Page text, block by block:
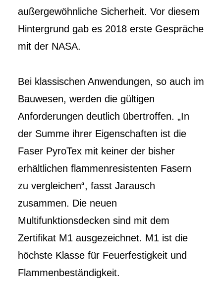
außergewöhnliche Sicherheit. Vor diesem
Hintergrund gab es 2018 erste Gespräche
mit der NASA.
Bei klassischen Anwendungen, so auch im
Bauwesen, werden die gültigen
Anforderungen deutlich übertroffen. „In
der Summe ihrer Eigenschaften ist die
Faser PyroTex mit keiner der bisher
erhältlichen flammenresistenten Fasern
zu vergleichen“, fasst Jarausch
zusammen. Die neuen
Multifunktionsdecken sind mit dem
Zertifikat M1 ausgezeichnet. M1 ist die
höchste Klasse für Feuerfestigkeit und
Flammenbeständigkeit.